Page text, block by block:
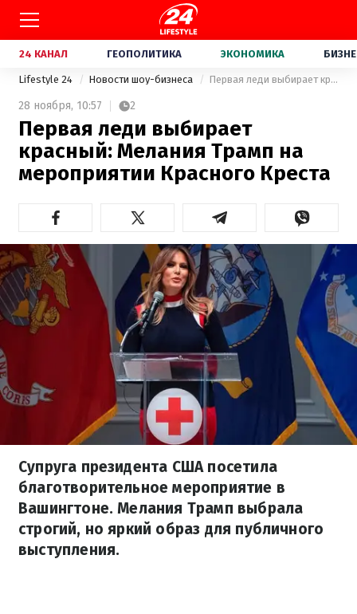
24 КАНАЛ ГЕОПОЛИТИКА ЭКОНОМИКА
Lifestyle 24 Новости шоу-бизнеса Первая леди выбирает красный: Мелания Трамп на мероприятии Красного Креста
28 ноября, 10:57 2
Первая леди выбирает
красный: Мелания Трамп на
мероприятии Красного Креста
Супруга президента США посетила
благотворительное мероприятие в
Вашингтоне. Мелания Трамп выбрала
строгий, но яркий образ для публичного
выступления.